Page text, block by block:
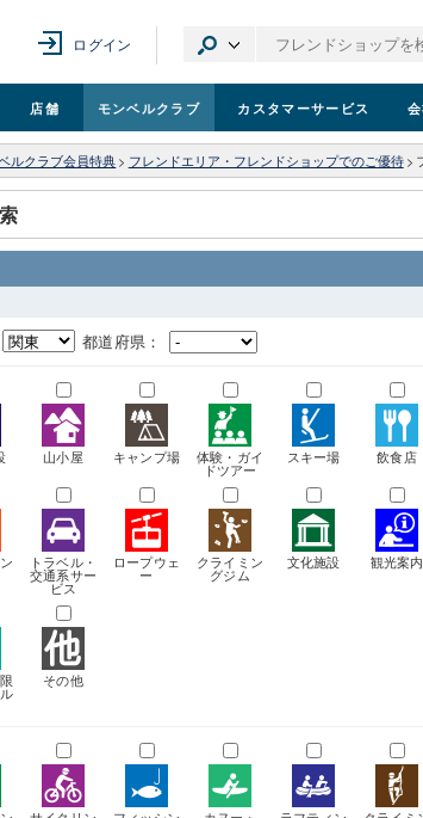
ログイン
店舗 モンベルクラブ カスタマーサービス
ルクラブ会員特典 > フレンドエリア・フレンドショップでのご優待 >
都道府県：
山小屋 キャンプ場 体験・ガイ
ドツアー
スキー場 飲食店
トラベル・
交通系サー
ビス
ロープウェ
ー
クライミン
グジム
文化施設 観光案内
その他